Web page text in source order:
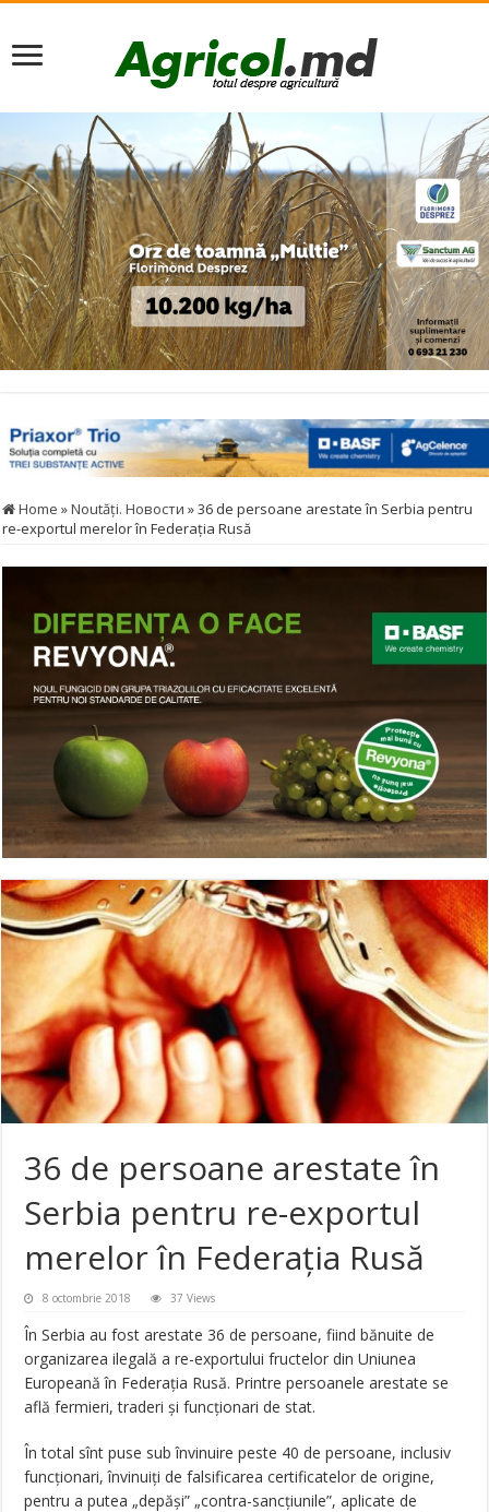
Home »Noutăţi. Новости »36 de persoane arestate în Serbia pentru
re-exportul merelor în Federaţia Rusă
36 de persoane arestate în
Serbia pentru re-exportul
merelor în Federaţia Rusă
8 octombrie 2018 37 Views
În Serbia au fost arestate 36 de persoane, fiind bănuite de
organizarea ilegală a re-exportului fructelor din Uniunea
Europeană în Federaţia Rusă. Printre persoanele arestate se
află fermieri, traderi şi funcţionari de stat.
În total sînt puse sub învinuire peste 40 de persoane, inclusiv
funcţionari, învinuiţi de falsificarea certificatelor de origine,
pentru a putea „depăşi” „contra-sancţiunile”, aplicate de